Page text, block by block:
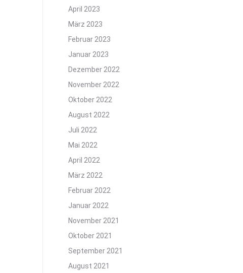
April 2023
März 2023
Februar 2023
Januar 2023
Dezember 2022
November 2022
Oktober 2022
August 2022
Juli 2022
Mai 2022
April 2022
März 2022
Februar 2022
Januar 2022
November 2021
Oktober 2021
September 2021
August 2021